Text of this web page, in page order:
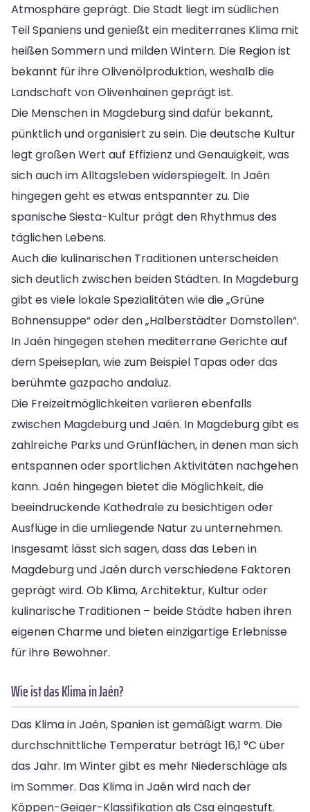
Atmosphäre geprägt. Die Stadt liegt im südlichen
Teil Spaniens und genießt ein mediterranes Klima mit
heißen Sommern und milden Wintern. Die Region ist
bekannt für ihre Olivenölproduktion, weshalb die
Landschaft von Olivenhainen geprägt ist.
Die Menschen in Magdeburg sind dafür bekannt,
pünktlich und organisiert zu sein. Die deutsche Kultur
legt großen Wert auf Effizienz und Genauigkeit, was
sich auch im Alltagsleben widerspiegelt. In Jaén
hingegen geht es etwas entspannter zu. Die
spanische Siesta-Kultur prägt den Rhythmus des
täglichen Lebens.
Auch die kulinarischen Traditionen unterscheiden
sich deutlich zwischen beiden Städten. In Magdeburg
gibt es viele lokale Spezialitäten wie die „Grüne
Bohnensuppe“ oder den „Halberstädter Domstollen“.
In Jaén hingegen stehen mediterrane Gerichte auf
dem Speiseplan, wie zum Beispiel Tapas oder das
berühmte gazpacho andaluz.
Die Freizeitmöglichkeiten variieren ebenfalls
zwischen Magdeburg und Jaén. In Magdeburg gibt es
zahlreiche Parks und Grünflächen, in denen man sich
entspannen oder sportlichen Aktivitäten nachgehen
kann. Jaén hingegen bietet die Möglichkeit, die
beeindruckende Kathedrale zu besichtigen oder
Ausflüge in die umliegende Natur zu unternehmen.
Insgesamt lässt sich sagen, dass das Leben in
Magdeburg und Jaén durch verschiedene Faktoren
geprägt wird. Ob Klima, Architektur, Kultur oder
kulinarische Traditionen – beide Städte haben ihren
eigenen Charme und bieten einzigartige Erlebnisse
für ihre Bewohner.
Wie ist das Klima in Jaén?
Das Klima in Jaén, Spanien ist gemäßigt warm. Die
durchschnittliche Temperatur beträgt 16,1 °C über
das Jahr. Im Winter gibt es mehr Niederschläge als
im Sommer. Das Klima in Jaén wird nach der
Köppen-Geiger-Klassifikation als Csa eingestuft.